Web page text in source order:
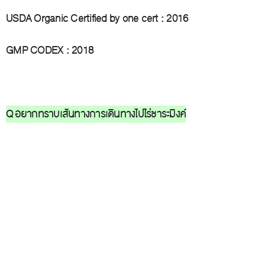
USDA Organic Certified by one cert : 2016
GMP CODEX : 2018
Q อยากทราบเส้นทางการเดินทางไปไร่ชาระมิงค์